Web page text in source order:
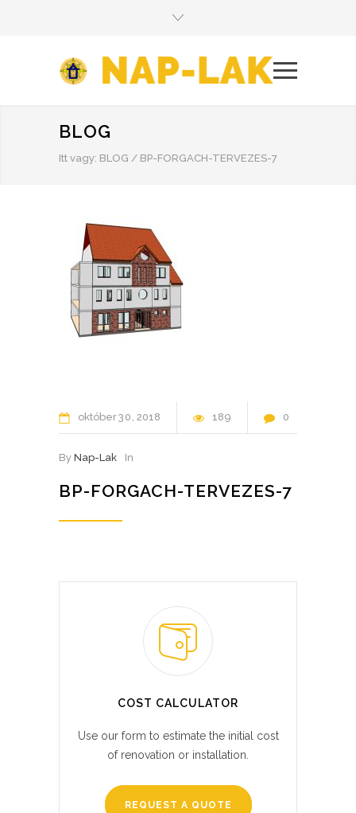
BLOG
Itt vagy: BLOG / BP-FORGACH-TERVEZES-7
október30 2018 189 0
By Nap-Lak In
BP-FORGACH-TERVEZES-7
COST CALCULATOR
Use our form to estimate the initial cost
of renovation or installation.
REQUEST A QUOTE